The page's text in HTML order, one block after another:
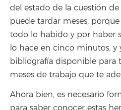
del estado de la cuestión
puede tardar meses,
todo lo habido y por haber
lo hace en cinco minutos, y
bibliografía disponible para
meses de trabajo que te
Ahora bien, es necesario
para saber conocer estas